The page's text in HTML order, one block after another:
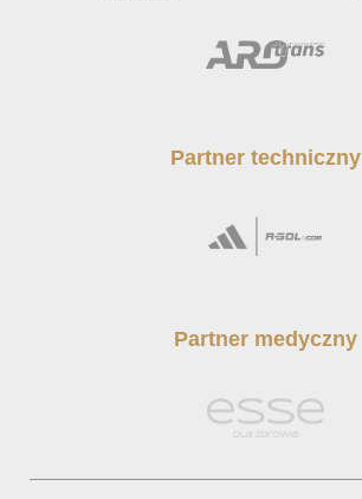
Partner techniczny
Partner medyczny